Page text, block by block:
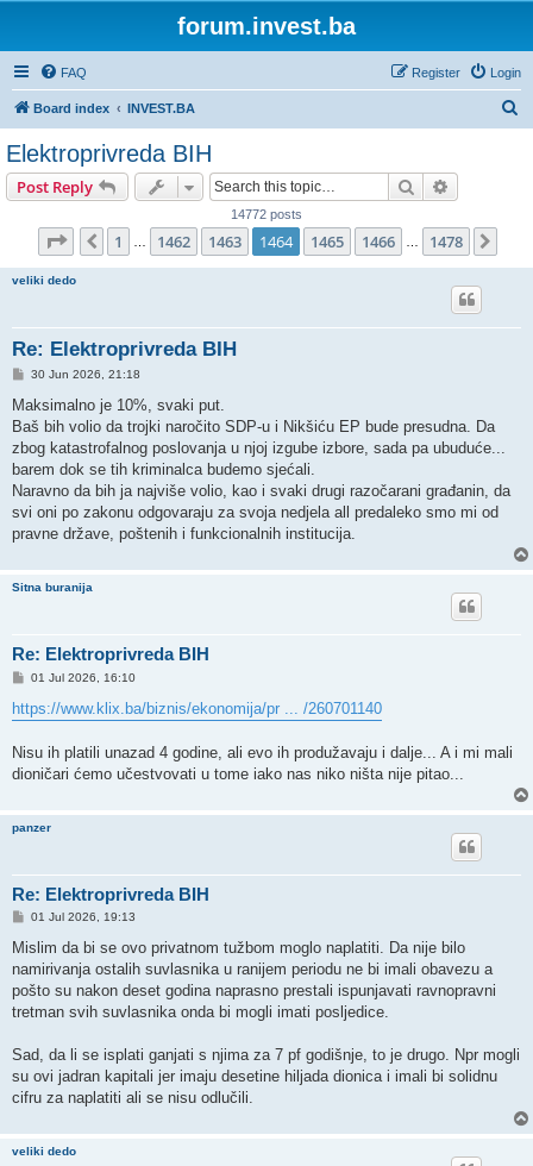
forum.invest.ba
FAQ Login
Register
Board index INVEST.BA
Elektroprivreda BIH
Post Reply Search
14772 posts
Page 1464of1478
Previous
1 1462 1463 1464 1465 1466 1478
veliki dedo
Re: Elektroprivreda BIH
P
s
30 Jun 2026, 21:18
Maksimalno je 10%, svaki put.
Baš bih volio da trojki naročito SDP-u i Nikšiću EP bude presudna. Da
zbog katastrofalnog poslovanja u njoj izgube izbore, sada pa ubuduće...
barem dok se tih kriminalca budemo sjećali.
Naravno da bih ja najviše volio, kao i svaki drugi razočarani građanin, da
svi oni po zakonu odgovaraju za svoja nedjela all predaleko smo mi od
pravne države, poštenih i funkcionalnih institucija.
Sitna buranija
Re: Elektroprivreda BIH
P
s
t
01 Jul 2026, 16:10
https://www.klix.ba/biznis/ekonomija/pr ... /260701140
Nisu ih platili unazad 4 godine, ali evo ih produžavaju i dalje... A i mi mali
dioničari ćemo učestvovati u tome iako nas niko ništa nije pitao...
panzer
Re: Elektroprivreda BIH
P
s
01 Jul 2026, 19:13
Mislim da bi se ovo privatnom tužbom moglo naplatiti. Da nije bilo
namirivanja ostalih suvlasnika u ranijem periodu ne bi imali obavezu a
pošto su nakon deset godina naprasno prestali ispunjavati ravnopravni
tretman svih suvlasnika onda bi mogli imati posljedice.
Sad, da li se isplati ganjati s njima za 7 pf godišnje, to je drugo. Npr mogli
su ovi jadran kapitali jer imaju desetine hiljada dionica i imali bi solidnu
cifru za naplatiti ali se nisu odlučili.
veliki dedo